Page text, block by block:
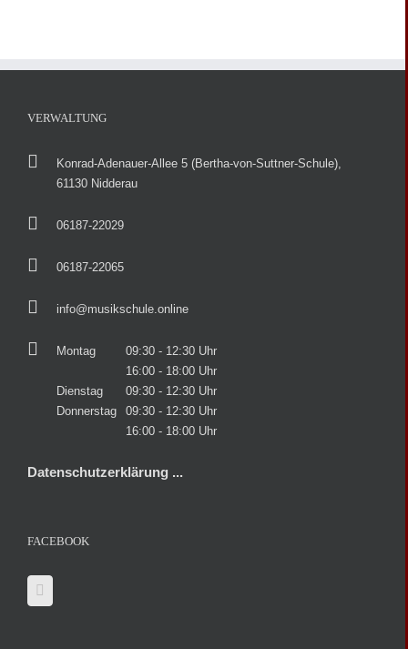
VERWALTUNG
Konrad-Adenauer-Allee 5 (Bertha-von-Suttner-Schule),
61130 Nidderau
06187-22029
06187-22065
info@musikschule.online
Montag
09:30 - 12:30 Uhr
16:00 - 18:00 Uhr
Dienstag
09:30 - 12:30 Uhr
Donnerstag
09:30 - 12:30 Uhr
16:00 - 18:00 Uhr
Datenschutzerklärung ...
FACEBOOK